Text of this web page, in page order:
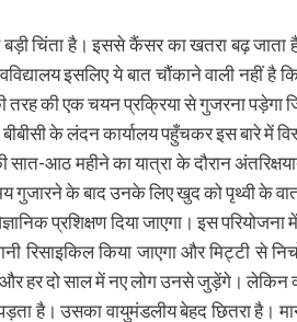
चिंता है। इससे कैंसर का खतरा बढ़ जाता
इसलिए ये बात चौंकाने वाली
तरह की एक चयन प्रक्रिया से गुजरना पड़ेगा
के लंदन कार्यालय पहुँचकर इस बारे में
सात-आठ महीने का यात्रा के दौरान
गुजारने के बाद उनके लिए खुद को पृथ्वी के
प्रशिक्षण दिया जाएगा। इस
रिसाइकिल किया जाएगा और मिट्टी से
हर दो साल में नए लोग उनसे जुड़ेंगे। लेकिन
है। उसका वायुमंडलीय बेहद छितरा है।